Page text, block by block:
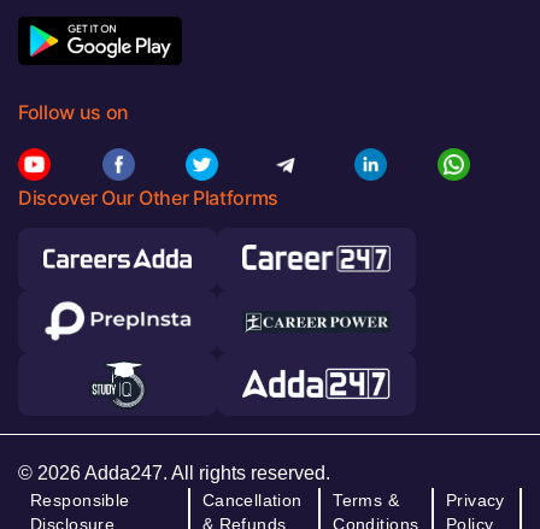
Follow us on
Discover Our Other Platforms
© 2026 Adda247. All rights reserved.
Responsible
Disclosure
Cancellation
& Refunds
Terms &
Conditions
Privacy
Policy